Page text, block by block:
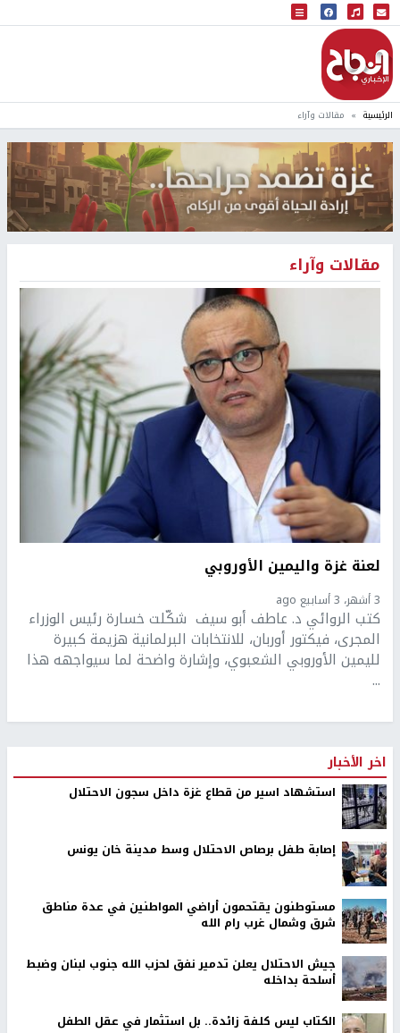
البث المباشر
إذاعة النجاح
الرئيسية مقالات وآراء
مقالات وآراء
لعنة غزة واليمين الأوروبي
3 أشهر، 3 أسابيع ago
كتب الروائي د. عاطف أبو سيف شكّلت خسارة رئيس الوزراء
المجرى، فيكتور أوربان، للانتخابات البرلمانية هزيمة كبيرة
لليمين الأوروبي الشعبوي، وإشارة واضحة لما سيواجهه هذا
...
اخر الأخبار
استشهاد اسير من قطاع غزة داخل سجون الاحتلال
إصابة طفل برصاص الاحتلال وسط مدينة خان يونس
مستوطنون يقتحمون أراضي المواطنين في عدة مناطق
شرق وشمال غرب رام الله
جيش الاحتلال يعلن تدمير نفق لحزب الله جنوب لبنان وضبط
أسلحة بداخله
الكتاب ليس كلفة زائدة.. بل استثمار في عقل الطفل